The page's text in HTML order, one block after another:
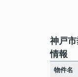
神戸
情報
物件名